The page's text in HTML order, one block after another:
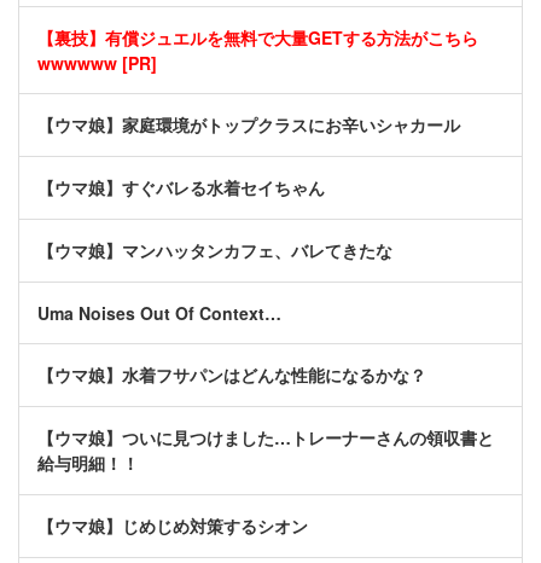
【裏技】有償ジュエルを無料で大量GETする方法がこちら
wwwwww [PR]
【ウマ娘】家庭環境がトップクラスにお辛いシャカール
【ウマ娘】すぐバレる水着セイちゃん
【ウマ娘】マンハッタンカフェ、バレてきたな
Uma Noises Out Of Context…
【ウマ娘】水着フサパンはどんな性能になるかな？
【ウマ娘】ついに見つけました…トレーナーさんの領収書と
給与明細！！
【ウマ娘】じめじめ対策するシオン